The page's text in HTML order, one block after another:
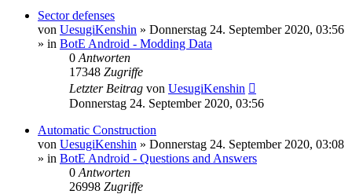
Sector defenses
von UesugiKenshin » Donnerstag 24. September 2020, 03:56
» in BotE Android - Modding Data
0 Antworten
17348 Zugriffe
Letzter Beitrag von UesugiKenshin
Donnerstag 24. September 2020, 03:56
Automatic Construction
von UesugiKenshin » Donnerstag 24. September 2020, 03:08
» in BotE Android - Questions and Answers
0 Antworten
26998 Zugriffe